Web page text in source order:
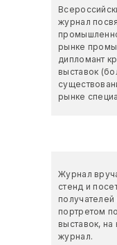
Журнал
стенд и
получателей
портретом
выставок,
журнал.
журнал
рынке
дипломант
выставок
рынке